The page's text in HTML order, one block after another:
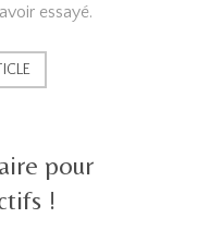
essayé.
pour
!